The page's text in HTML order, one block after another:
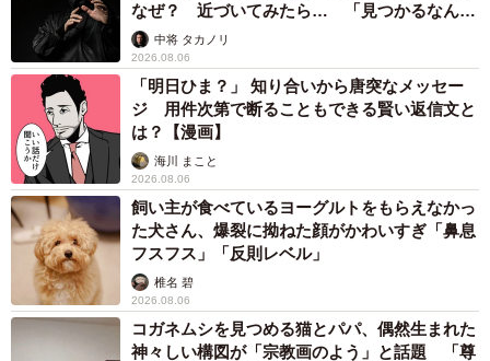
なぜ？ 近づいてみたら… 「見つかるなんて
未熟」中将 タカノリ
2026.08.06
「明日ひま？」 知り合いから唐突なメッセー
ジ 用件次第で断ることもできる賢い返信文と
は？【漫画】
海川 まこと
2026.08.06
飼い主が食べているヨーグルトをもらえなかっ
た犬さん、爆裂に拗ねた顔がかわいすぎ「鼻息
フスフス」「反則レベル」
椎名 碧
2026.08.06
コガネムシを見つめる猫とパパ、偶然生まれた
神々しい構図が「宗教画のよう」と話題 「尊